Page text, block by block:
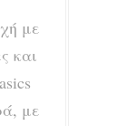
με
και
με